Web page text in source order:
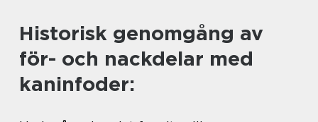
Historisk genomgång av
för- och nackdelar med
kaninfoder: